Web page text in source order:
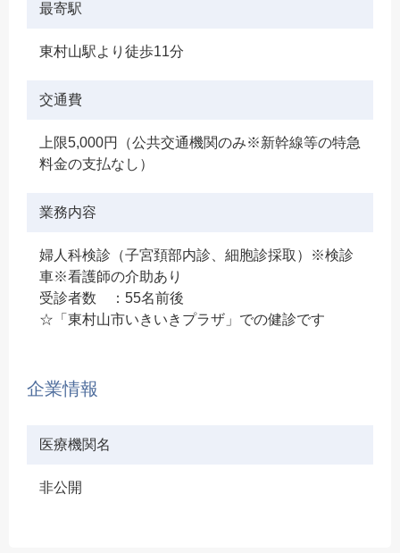
最寄駅
東村山駅より徒歩11分
交通費
上限5,000円（公共交通機関のみ※新幹線等の特急
料金の支払なし）
業務内容
婦人科検診（子宮頚部内診、細胞診採取）※検診
車※看護師の介助あり
受診者数 ：55名前後
☆「東村山市いきいきプラザ」での健診です
企業情報
医療機関名
非公開